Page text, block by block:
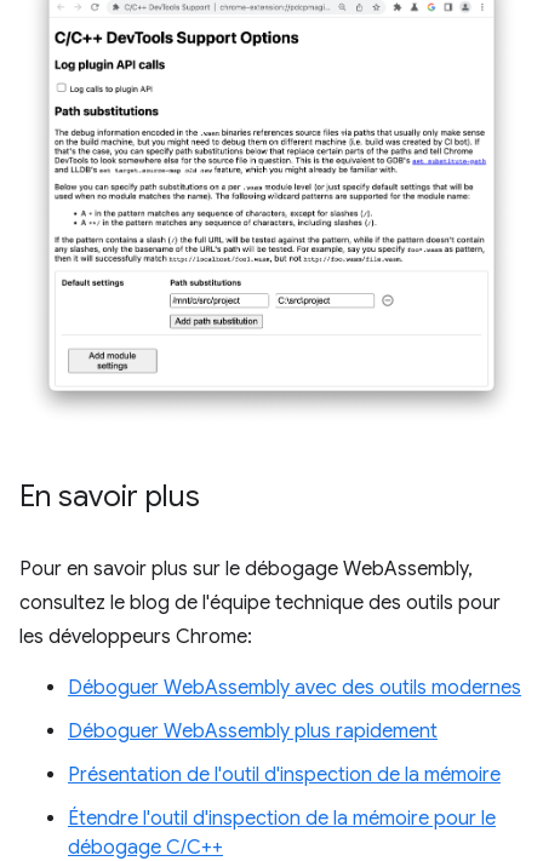
En savoir plus
Pour en savoir plus sur le débogage WebAssembly,
consultez le blog de l'équipe technique des outils pour
les développeurs Chrome:
Déboguer WebAssembly avec des outils modernes
Déboguer WebAssembly plus rapidement
Présentation de l'outil d'inspection de la mémoire
Étendre l'outil d'inspection de la mémoire pour le
débogage C/C++